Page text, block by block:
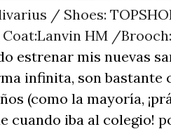
/ Shoes:
Coat:Lanvin HM /
estrenar mis nuevas
infinita, son bastante
(como la mayoría,
cuando iba al colegio!